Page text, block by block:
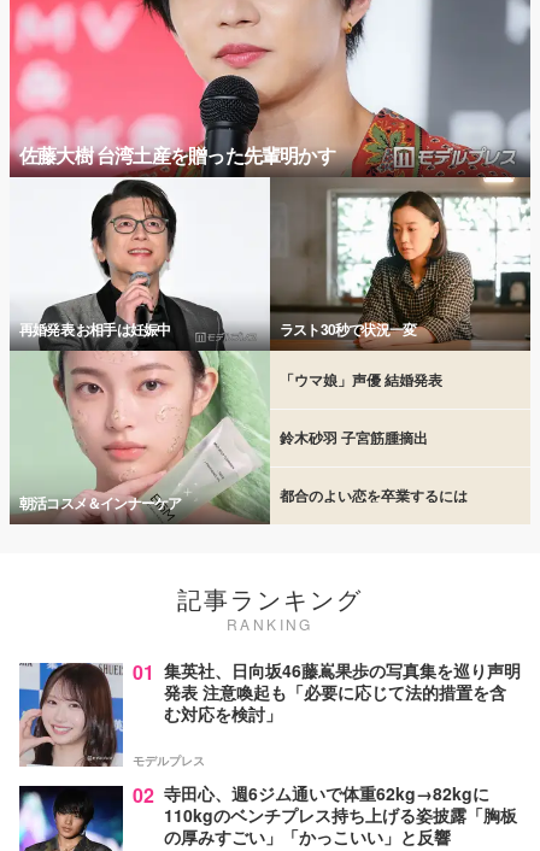
佐藤大樹 台湾土産を贈った先輩明かす
再婚発表 お相手は妊娠中 ラスト30秒で状況一変
朝活コスメ＆インナーケア
「ウマ娘」声優 結婚発表
鈴木砂羽 子宮筋腫摘出
都合のよい恋を卒業するには
記事ランキング
RANKING
01 集英社、日向坂46藤嶌果歩の写真集を巡り声明
発表 注意喚起も「必要に応じて法的措置を含
む対応を検討」
モデルプレス
02 寺田心、週6ジム通いで体重62kg→82kgに
110kgのベンチプレス持ち上げる姿披露「胸板
の厚みすごい」「かっこいい」と反響